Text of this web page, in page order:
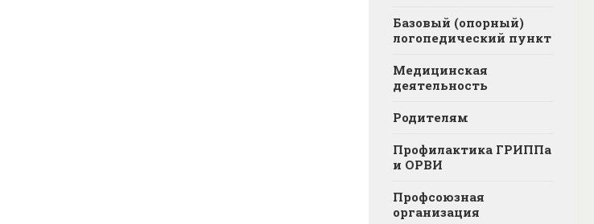
Базовый (опорный)
логопедический пункт
Медицинская
деятельность
Родителям
Профилактика ГРИППа
и ОРВИ
Профсоюзная
организация